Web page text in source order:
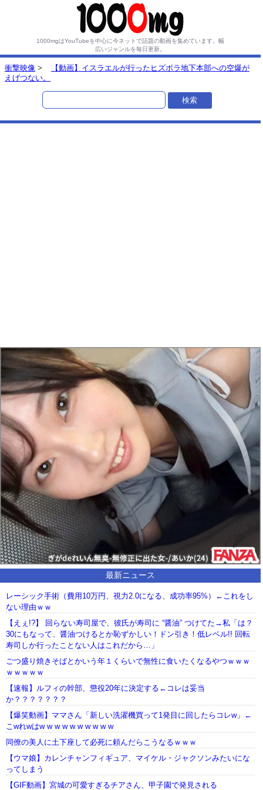
1000mgはYouTubeを中心に今ネットで話題の動画を集めています。 幅
広いジャンルを毎日更新。
衝撃映像 >
【動画】イスラエルが行ったヒズボラ地下本部への空爆が
えげつない。
最新ニュース
レーシック手術（費用10万円、視力2.0になる、成功率95%）←これをし
ない理由ｗｗ
【えぇ!?】 回らない寿司屋で、彼氏が寿司に “醤油” つけてた→私「は？
30にもなって、醤油つけるとか恥ずかしい！ドン引き！低レベル!! 回転
寿司しか行ったことない人はこれだから…」
ごつ盛り焼きそばとかいう年１くらいで無性に食いたくなるやつｗｗｗ
ｗｗｗｗｗ
【速報】ルフィの幹部、懲役20年に決定する←コレは妥当
か？？？？？？？
【爆笑動画】ママさん「新しい洗濯機買って1発目に回したらコレw」←
こwれwはw w w w w w w w w w
同僚の美人に土下座して必死に頼んだらこうなるｗｗｗ
【ウマ娘】カレンチャンフィギュア、マイケル・ジャクソンみたいにな
ってしまう
【GIF動画】宮城の可愛すぎるチアさん、甲子園で発見される